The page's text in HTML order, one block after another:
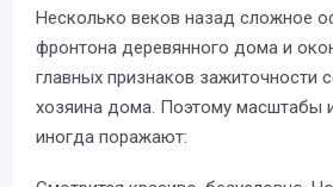
Несколько веков назад сложное
фронтона деревянного дома и
главных признаков зажиточности
хозяина дома. Поэтому масштабы
иногда поражают: